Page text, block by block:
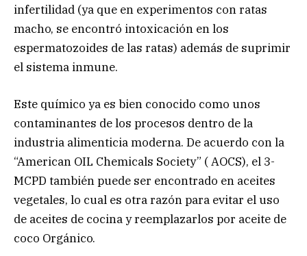
infertilidad (ya que en experimentos con ratas
macho, se encontró intoxicación en los
espermatozoides de las ratas) además de suprimir
el sistema inmune.
Este químico ya es bien conocido como unos
contaminantes de los procesos dentro de la
industria alimenticia moderna. De acuerdo con la
“American OIL Chemicals Society” ( AOCS), el 3-
MCPD también puede ser encontrado en aceites
vegetales, lo cual es otra razón para evitar el uso
de aceites de cocina y reemplazarlos por aceite de
coco Orgánico.